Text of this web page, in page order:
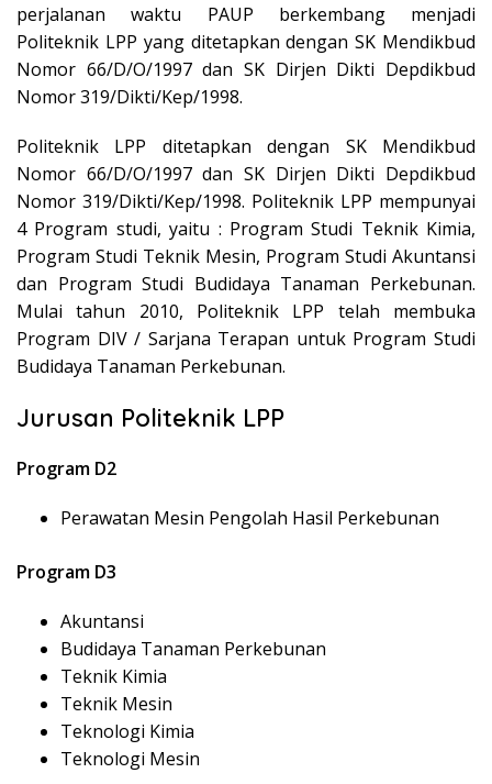
perjalanan waktu PAUP berkembang menjadi
Politeknik LPP yang ditetapkan dengan SK Mendikbud
Nomor 66/D/O/1997 dan SK Dirjen Dikti Depdikbud
Nomor 319/Dikti/Kep/1998.
Politeknik LPP ditetapkan dengan SK Mendikbud
Nomor 66/D/O/1997 dan SK Dirjen Dikti Depdikbud
Nomor 319/Dikti/Kep/1998. Politeknik LPP mempunyai
4 Program studi, yaitu : Program Studi Teknik Kimia,
Program Studi Teknik Mesin, Program Studi Akuntansi
dan Program Studi Budidaya Tanaman Perkebunan.
Mulai tahun 2010, Politeknik LPP telah membuka
Program DIV / Sarjana Terapan untuk Program Studi
Budidaya Tanaman Perkebunan.
Jurusan Politeknik LPP
Program D2
Perawatan Mesin Pengolah Hasil Perkebunan
Program D3
Akuntansi
Budidaya Tanaman Perkebunan
Teknik Kimia
Teknik Mesin
Teknologi Kimia
Teknologi Mesin